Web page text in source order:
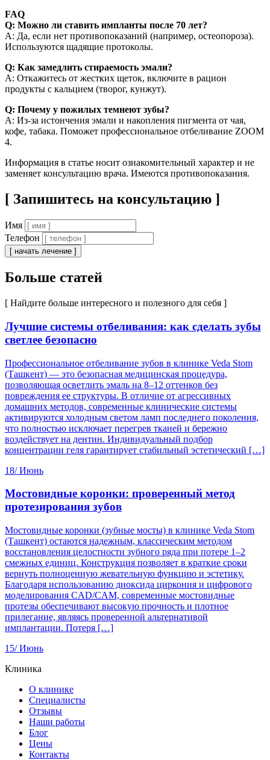
FAQ
Q: Можно ли ставить импланты после 70 лет?
A: Да, если нет противопоказаний (например, остеопороза).
Используются щадящие протоколы.
Q: Как замедлить стираемость эмали?
A: Откажитесь от жестких щеток, включите в рацион
продукты с кальцием (творог, кунжут).
Q: Почему у пожилых темнеют зубы?
A: Из-за истончения эмали и накопления пигмента от чая,
кофе, табака. Поможет профессиональное отбеливание ZOOM
4.
Информация в статье носит ознакомительный характер и не
заменяет консультацию врача. Имеются противопоказания.
[ Запишитесь на консультацию ]
Имя
Телефон
[ начать лечение ]
Больше статей
[ Найдите больше интересного и полезного для себя ]
Лучшие системы отбеливания: как сделать зубы
светлее безопасно
Профессиональное отбеливание зубов в клинике Veda Stom
(Ташкент) — это безопасная медицинская процедура,
позволяющая осветлить эмаль на 8–12 оттенков без
повреждения ее структуры. В отличие от агрессивных
домашних методов, современные клинические системы
активируются холодным светом ламп последнего поколения,
что полностью исключает перегрев тканей и бережно
воздействует на дентин. Индивидуальный подбор
концентрации геля гарантирует стабильный эстетический […]
18/ Июнь
Мостовидные коронки: проверенный метод
протезирования зубов
Мостовидные коронки (зубные мосты) в клинике Veda Stom
(Ташкент) остаются надежным, классическим методом
восстановления целостности зубного ряда при потере 1–2
смежных единиц. Конструкция позволяет в краткие сроки
вернуть полноценную жевательную функцию и эстетику.
Благодаря использованию диоксида циркония и цифрового
моделирования CAD/CAM, современные мостовидные
протезы обеспечивают высокую прочность и плотное
прилегание, являясь проверенной альтернативой
имплантации. Потеря […]
15/ Июнь
Клиника
О клинике
Специалисты
Отзывы
Наши работы
Блог
Цены
Контакты